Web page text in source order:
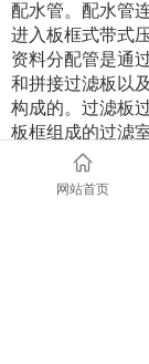
配水管。配水管
进入板框式带式
资料分配管是通
和拼接过滤板以
构成的。过滤板
板框组成的过滤
础上完成的。
在压泥机滤液过
网站首页